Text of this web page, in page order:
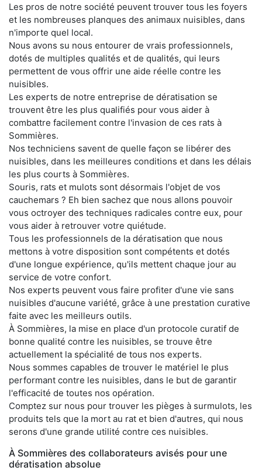
Les pros de notre société peuvent trouver tous les foyers
et les nombreuses planques des animaux nuisibles, dans
n'importe quel local.
Nous avons su nous entourer de vrais professionnels,
dotés de multiples qualités et de qualités, qui leurs
permettent de vous offrir une aide réelle contre les
nuisibles.
Les experts de notre entreprise de dératisation se
trouvent être les plus qualifiés pour vous aider à
combattre facilement contre l'invasion de ces rats à
Sommières.
Nos techniciens savent de quelle façon se libérer des
nuisibles, dans les meilleures conditions et dans les délais
les plus courts à Sommières.
Souris, rats et mulots sont désormais l'objet de vos
cauchemars ? Eh bien sachez que nous allons pouvoir
vous octroyer des techniques radicales contre eux, pour
vous aider à retrouver votre quiétude.
Tous les professionnels de la dératisation que nous
mettons à votre disposition sont compétents et dotés
d'une longue expérience, qu'ils mettent chaque jour au
service de votre confort.
Nos experts peuvent vous faire profiter d'une vie sans
nuisibles d'aucune variété, grâce à une prestation curative
faite avec les meilleurs outils.
À Sommières, la mise en place d'un protocole curatif de
bonne qualité contre les nuisibles, se trouve être
actuellement la spécialité de tous nos experts.
Nous sommes capables de trouver le matériel le plus
performant contre les nuisibles, dans le but de garantir
l'efficacité de toutes nos opération.
Comptez sur nous pour trouver les pièges à surmulots, les
produits tels que la mort au rat et bien d'autres, qui nous
serons d'une grande utilité contre ces nuisibles.
À Sommières des collaborateurs avisés pour une
dératisation absolue